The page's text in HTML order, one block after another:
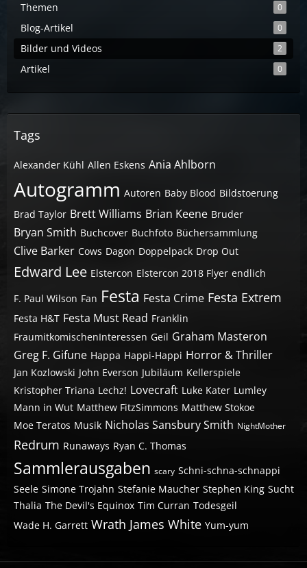
Themen 0
Blog-Artikel 0
Bilder und Videos 2
Artikel 0
Tags
Alexander Kühl Allen Eskens Ania Ahlborn
Autogramm Autoren Baby Blood Bildstoerung
Brad Taylor Brett Williams Brian Keene Bruder
Bryan Smith Buchcover Buchfoto Büchersammlung
Clive Barker Cows Dagon Doppelpack Drop Out
Edward Lee Elstercon Elstercon 2018 Flyer endlich
F. Paul Wilson Fan Festa Festa Crime Festa Extrem
Festa H&T Festa Must Read Franklin
FraumitkomischenInteressen Geil Graham Masteron
Greg F. Gifune Happa Happi-Happi Horror & Thriller
Jan Kozlowski John Everson Jubiläum Kellerspiele
Kristopher Triana Lechz! Lovecraft Luke Kater Lumley
Mann in Wut Matthew FitzSimmons Matthew Stokoe
Moe Teratos Musik Nicholas Sansbury Smith NightMother
Redrum Runaways Ryan C. Thomas
Sammlerausgaben scary Schni-schna-schnappi
Seele Simone Trojahn Stefanie Maucher Stephen King Sucht
Thalia The Devil's Equinox Tim Curran Todesgeil
Wade H. Garrett Wrath James White Yum-yum